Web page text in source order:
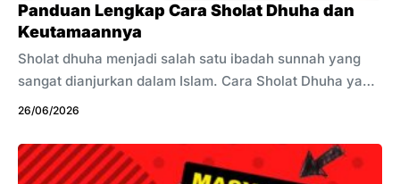
Panduan Lengkap Cara Sholat Dhuha dan
Keutamaannya
Sholat dhuha menjadi salah satu ibadah sunnah yang
sangat dianjurkan dalam Islam. Cara Sholat Dhuha yang
benar penting dipahami agar ibadah berjalan sesuai
waktu pagi setelah matahari terbit. Banyak muslim
mengamalkannya sebagai bentuk rasa syukur kepada
26/06/2026